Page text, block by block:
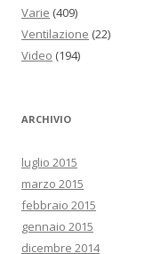
Varie (409)
Ventilazione (22)
Video (194)
ARCHIVIO
luglio 2015
marzo 2015
febbraio 2015
gennaio 2015
dicembre 2014